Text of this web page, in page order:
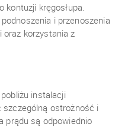
kontuzji kręgosłupa.
i przenoszenia
oraz korzystania z
instalacji
szczególną ostrożność i
prądu są odpowiednio